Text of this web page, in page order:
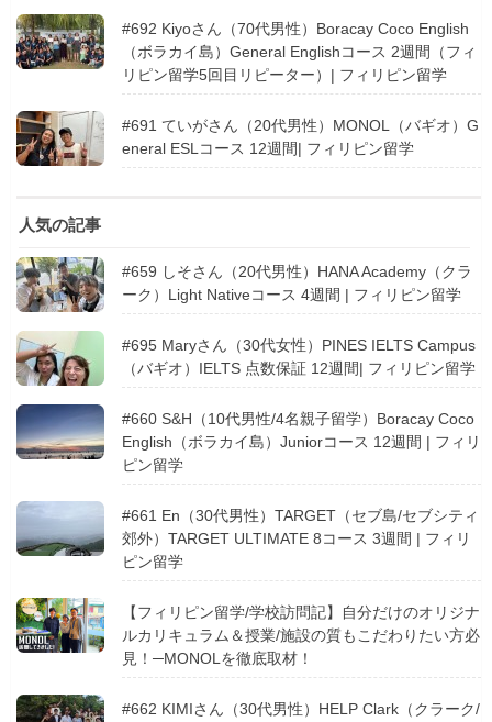
#692 Kiyoさん（70代男性）Boracay Coco English
（ボラカイ島）General Englishコース 2週間（フィ
リピン留学5回目リピーター）| フィリピン留学
#691 ていがさん（20代男性）MONOL（バギオ）G
eneral ESLコース 12週間| フィリピン留学
人気の記事
#659 しそさん（20代男性）HANA Academy（クラ
ーク）Light Nativeコース 4週間 | フィリピン留学
#695 Maryさん（30代女性）PINES IELTS Campus
（バギオ）IELTS 点数保証 12週間| フィリピン留学
#660 S&H（10代男性/4名親子留学）Boracay Coco
English（ボラカイ島）Juniorコース 12週間 | フィリ
ピン留学
#661 En（30代男性）TARGET（セブ島/セブシティ
郊外）TARGET ULTIMATE 8コース 3週間 | フィリ
ピン留学
【フィリピン留学/学校訪問記】自分だけのオリジナ
ルカリキュラム＆授業/施設の質もこだわりたい方必
見！─MONOLを徹底取材！
#662 KIMIさん（30代男性）HELP Clark（クラーク/